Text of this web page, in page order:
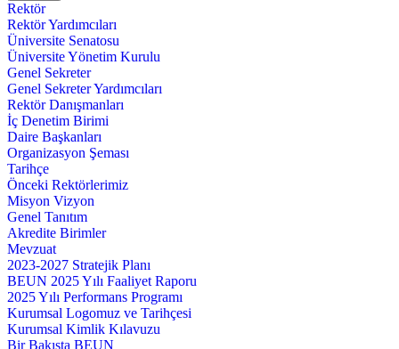
Rektör
Rektör Yardımcıları
Üniversite Senatosu
Üniversite Yönetim Kurulu
Genel Sekreter
Genel Sekreter Yardımcıları
Rektör Danışmanları
İç Denetim Birimi
Daire Başkanları
Organizasyon Şeması
Tarihçe
Önceki Rektörlerimiz
Misyon Vizyon
Genel Tanıtım
Akredite Birimler
Mevzuat
2023-2027 Stratejik Planı
BEUN 2025 Yılı Faaliyet Raporu
2025 Yılı Performans Programı
Kurumsal Logomuz ve Tarihçesi
Kurumsal Kimlik Kılavuzu
Bir Bakışta BEUN